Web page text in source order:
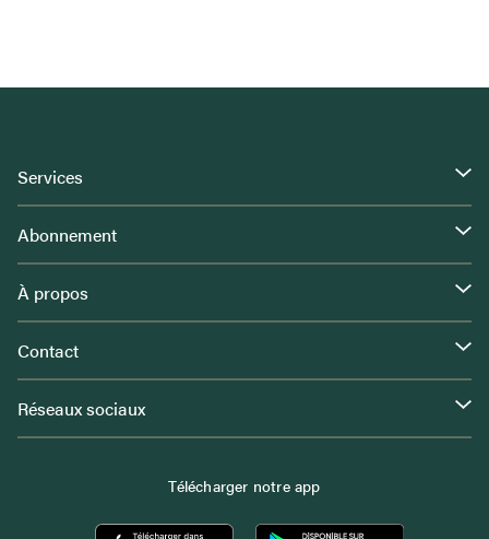
Services
Abonnement
À propos
Contact
Réseaux sociaux
Télécharger notre app